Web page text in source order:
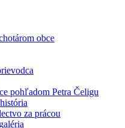
obce
pohľadom Petra Čeligu
za prácou